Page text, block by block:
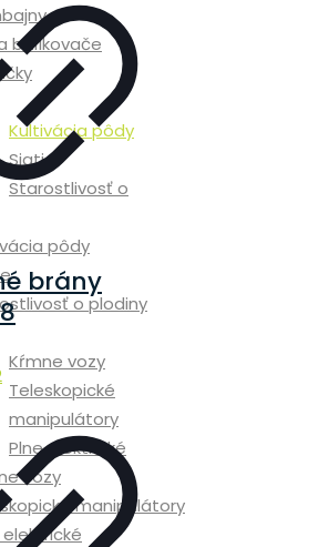
balíkovače
Kultivácia pôdy
Siatie
Starostlivosť o
pôdy
o plodiny
Kŕmne vozy
Teleskopické
manipulátory
Plne elektrické
vozy
manipulátory
elektrické
brány